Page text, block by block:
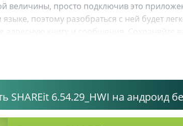
величины, просто подключив это
поэтому разобраться с ней будет
адресную книгу и сообщения.
затрат. Скачать SHAREit вы
SHAREit 6.54.29_HWI на андроид